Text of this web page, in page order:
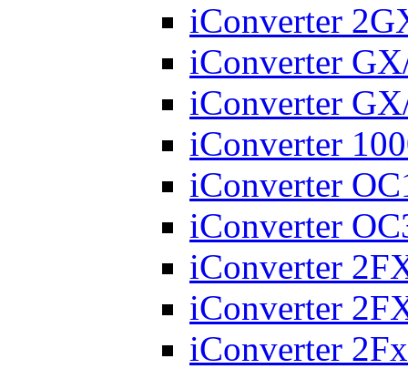
iConverter
iConverter
iConverter
iConverter
iConverter
iConverter
iConverter
iConverter
iConverter 2Fx